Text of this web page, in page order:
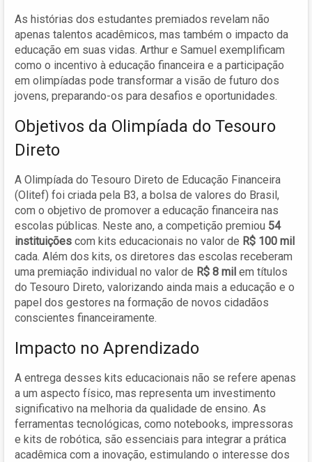
As histórias dos estudantes premiados revelam não
apenas talentos acadêmicos, mas também o impacto da
educação em suas vidas. Arthur e Samuel exemplificam
como o incentivo à educação financeira e a participação
em olimpíadas pode transformar a visão de futuro dos
jovens, preparando-os para desafios e oportunidades.
Objetivos da Olimpíada do Tesouro
Direto
A Olimpíada do Tesouro Direto de Educação Financeira
(Olitef) foi criada pela B3, a bolsa de valores do Brasil,
com o objetivo de promover a educação financeira nas
escolas públicas. Neste ano, a competição premiou 54
instituições com kits educacionais no valor de R$ 100 mil
cada. Além dos kits, os diretores das escolas receberam
uma premiação individual no valor de R$ 8 mil em títulos
do Tesouro Direto, valorizando ainda mais a educação e o
papel dos gestores na formação de novos cidadãos
conscientes financeiramente.
Impacto no Aprendizado
A entrega desses kits educacionais não se refere apenas
a um aspecto físico, mas representa um investimento
significativo na melhoria da qualidade de ensino. As
ferramentas tecnológicas, como notebooks, impressoras
e kits de robótica, são essenciais para integrar a prática
acadêmica com a inovação, estimulando o interesse dos